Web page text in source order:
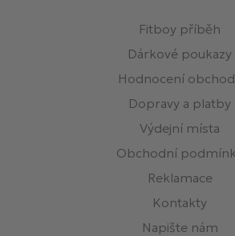
Fitboy příběh
Dárkové poukazy
Hodnocení
Dopravy a platby
Výdejní místa
Obchodní
Reklamace
Kontakty
Napište nám